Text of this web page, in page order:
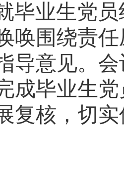
毕业生党
唤围绕责
导意见。
成毕业生
复核，切